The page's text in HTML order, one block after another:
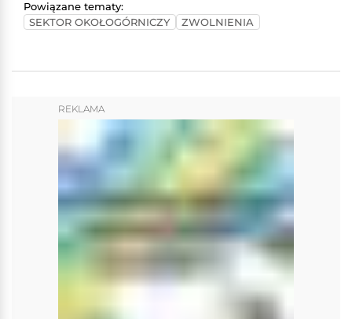
Powiązane tematy:
SEKTOR OKOŁOGÓRNICZY
ZWOLNIENIA
REKLAMA